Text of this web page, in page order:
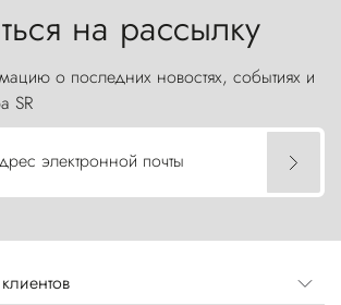
на рассылку
о последних новостях, событиях и
SR
электронной почты